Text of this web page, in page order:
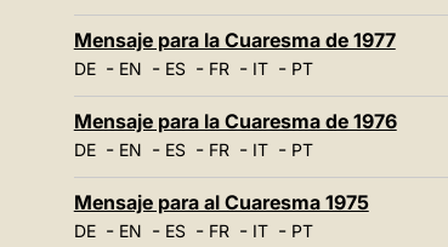
Mensaje para la Cuaresma de 1977
DE- EN - ES- FR- IT- PT
Mensaje para la Cuaresma de 1976
DE- EN - ES- FR- IT- PT
Mensaje para al Cuaresma 1975
DE- EN - ES- FR- IT- PT